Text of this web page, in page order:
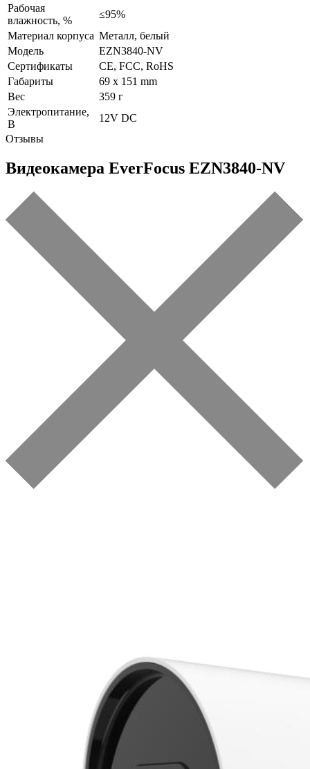
Рабочая
влажность, %
≤95%
Материал корпуса Металл, белый
Модель
EZN3840-NV
Сертификаты
CE, FCC, RoHS
Габариты
69 x 151 mm
Вес
359 г
Электропитание,
В
12V DC
Отзывы
Видеокамера EverFocus EZN3840-NV